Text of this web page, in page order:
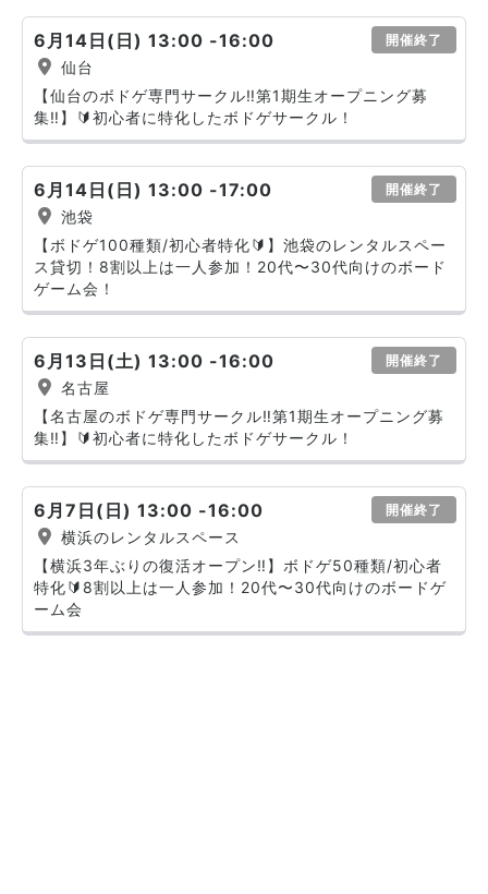
6月14日(日) 13:00 -16:00 開催終了
仙台
【仙台のボドゲ専門サークル‼️第1期生オープニング募
集‼️】🔰初心者に特化したボドゲサークル！
6月14日(日) 13:00 -17:00 開催終了
池袋
【ボドゲ100種類/初心者特化🔰】池袋のレンタルスペー
ス貸切！8割以上は一人参加！20代〜30代向けのボード
ゲーム会！
6月13日(土) 13:00 -16:00 開催終了
名古屋
【名古屋のボドゲ専門サークル‼️第1期生オープニング募
集‼️】🔰初心者に特化したボドゲサークル！
6月7日(日) 13:00 -16:00 開催終了
横浜のレンタルスペース
【横浜3年ぶりの復活オープン‼️】ボドゲ50種類/初心者
特化🔰8割以上は一人参加！20代〜30代向けのボードゲ
ーム会